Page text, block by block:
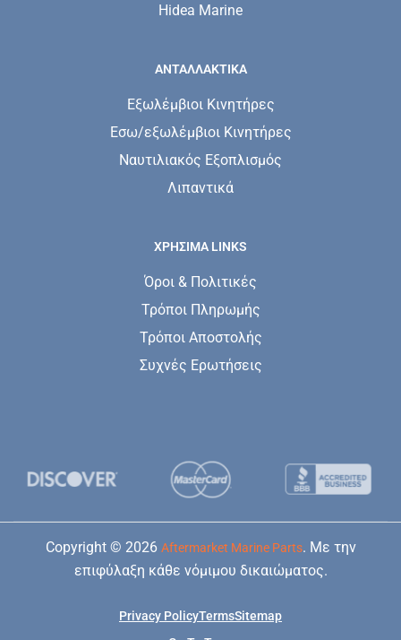
Hidea Marine
ΑΝΤΑΛΛΑΚΤΙΚΑ
Εξωλέμβιοι Κινητήρες
Εσω/εξωλέμβιοι Κινητήρες
Ναυτιλιακός Εξοπλισμός
Λιπαντικά
ΧΡΗΣΙΜΑ LINKS
Όροι & Πολιτικές
Τρόποι Πληρωμής
Τρόποι Αποστολής
Συχνές Ερωτήσεις
Copyright © 2026 Aftermarket Marine Parts. Με την
επιφύλαξη κάθε νόμιμου δικαιώματος.
Privacy PolicyTermsSitemap